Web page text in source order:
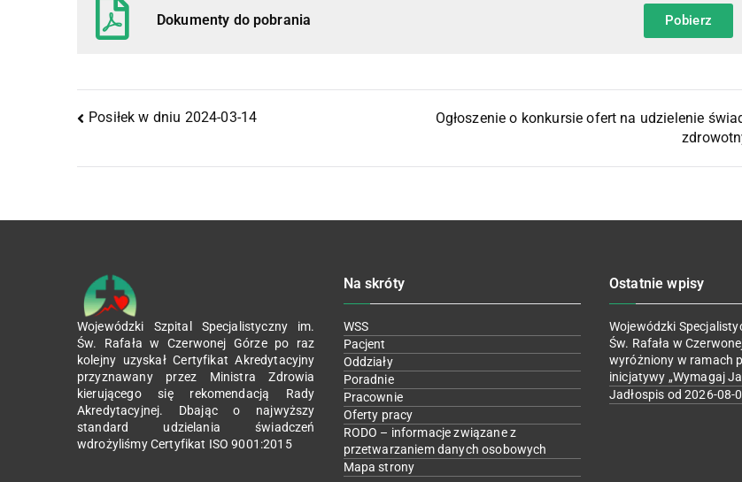
Dokumenty do pobrania Pobierz
Posiłek w dniu 2024-03-14
Ogłoszenie o konkursie ofert na udzielenie
Wojewódzki Szpital Specjalistyczny im.
Św. Rafała w Czerwonej Górze po raz
kolejny uzyskał Certyfikat Akredytacyjny
przyznawany przez Ministra Zdrowia
kierującego się rekomendacją Rady
Akredytacyjnej. Dbając o najwyższy
standard udzielania świadczeń
wdrożyliśmy Certyfikat ISO 9001:2015
Na skróty
WSS
Pacjent
Oddziały
Poradnie
Pracownie
Oferty pracy
RODO – informacje związane z
przetwarzaniem danych osobowych
Mapa strony
Ostatnie wpisy
Wojewódzki
Św. Rafała w
wyróżniony w ramach
inicjatywy „Wymagaj
Jadłospis od 2026-08-